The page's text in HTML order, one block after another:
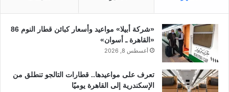
«شركة أبيلا» مواعيد وأسعار كبائن قطار النوم 86
«القاهرة ـ أسوان»
أغسطس 8, 2026
تعرف على مواعيدها.. قطارات التالجو تنطلق من
الإسكندرية إلى القاهرة يوميًا